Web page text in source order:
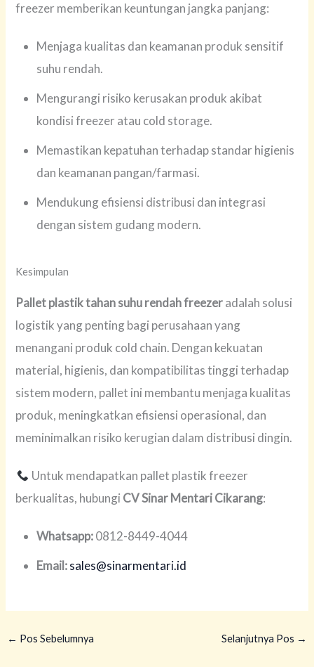
freezer memberikan keuntungan jangka panjang:
Menjaga kualitas dan keamanan produk sensitif
suhu rendah.
Mengurangi risiko kerusakan produk akibat
kondisi freezer atau cold storage.
Memastikan kepatuhan terhadap standar higienis
dan keamanan pangan/farmasi.
Mendukung efisiensi distribusi dan integrasi
dengan sistem gudang modern.
Kesimpulan
Pallet plastik tahan suhu rendah freezeradalah solusi
logistik yang penting bagi perusahaan yang
menangani produk cold chain. Dengan kekuatan
material, higienis, dan kompatibilitas tinggi terhadap
sistem modern, pallet ini membantu menjaga kualitas
produk, meningkatkan efisiensi operasional, dan
meminimalkan risiko kerugian dalam distribusi dingin.
Untuk mendapatkan pallet plastik freezer
berkualitas, hubungi CV Sinar Mentari Cikarang:
Whatsapp:0812-8449-4044
Email:sales@sinarmentari.id
← Pos Sebelumnya Selanjutnya Pos →